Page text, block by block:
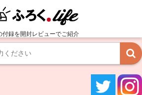
付録を開封レビューでご紹介